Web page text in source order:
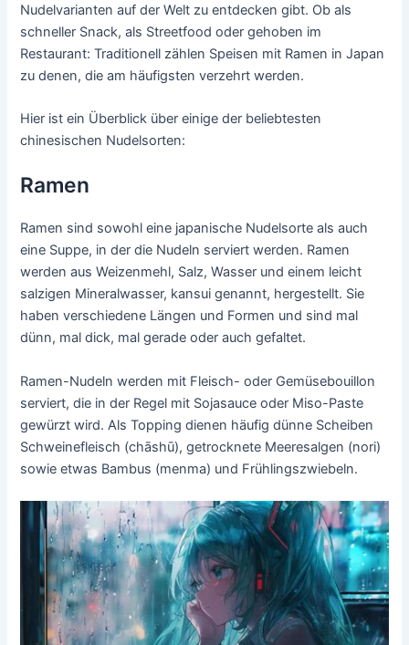
Nudelvarianten auf der Welt zu entdecken gibt. Ob als
schneller Snack, als Streetfood oder gehoben im
Restaurant: Traditionell zählen Speisen mit Ramen in Japan
zu denen, die am häufigsten verzehrt werden.
Hier ist ein Überblick über einige der beliebtesten
chinesischen Nudelsorten:
Ramen
Ramen sind sowohl eine japanische Nudelsorte als auch
eine Suppe, in der die Nudeln serviert werden. Ramen
werden aus Weizenmehl, Salz, Wasser und einem leicht
salzigen Mineralwasser, kansui genannt, hergestellt. Sie
haben verschiedene Längen und Formen und sind mal
dünn, mal dick, mal gerade oder auch gefaltet.
Ramen-Nudeln werden mit Fleisch- oder Gemüsebouillon
serviert, die in der Regel mit Sojasauce oder Miso-Paste
gewürzt wird. Als Topping dienen häufig dünne Scheiben
Schweinefleisch (chāshū), getrocknete Meeresalgen (nori)
sowie etwas Bambus (menma) und Frühlingszwiebeln.